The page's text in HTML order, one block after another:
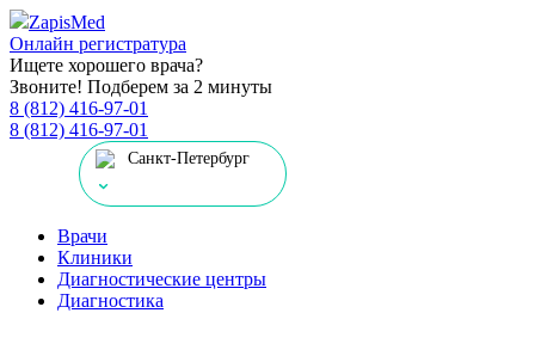
ZapisMed
Онлайн регистратура
Ищете хорошего врача?
Звоните! Подберем за 2 минуты
8 (812) 416-97-01
8 (812) 416-97-01
Санкт-Петербург
Врачи
Клиники
Диагностические центры
Диагностика